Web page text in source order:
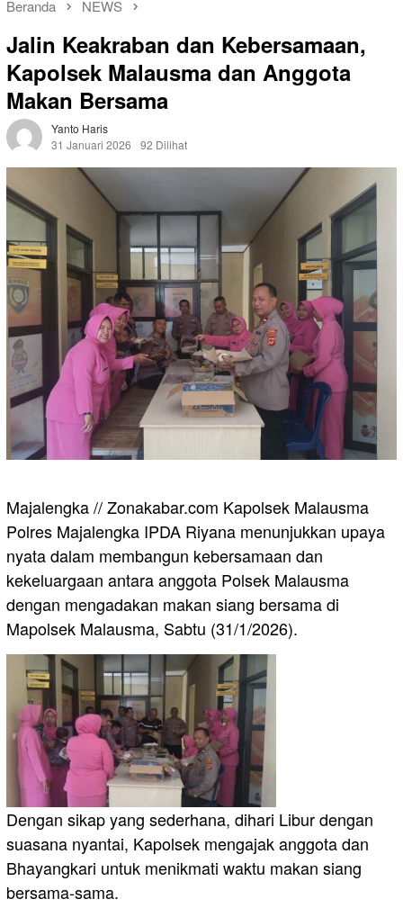
Beranda NEWS
Jalin Keakraban dan Kebersamaan,
Kapolsek Malausma dan Anggota
Makan Bersama
Yanto Haris
31 Januari 2026
92 Dilihat
Majalengka // Zonakabar.com Kapolsek Malausma
Polres Majalengka IPDA Riyana menunjukkan upaya
nyata dalam membangun kebersamaan dan
kekeluargaan antara anggota Polsek Malausma
dengan mengadakan makan siang bersama di
Mapolsek Malausma, Sabtu (31/1/2026).
Dengan sikap yang sederhana, dihari Libur dengan
suasana nyantai, Kapolsek mengajak anggota dan
Bhayangkari untuk menikmati waktu makan siang
bersama-sama.